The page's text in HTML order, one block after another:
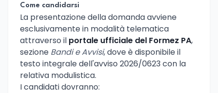
Come candidarsi
La presentazione della domanda avviene
esclusivamente in modalità telematica
attraverso il portale ufficiale del Formez PA,
sezione Bandi e Avvisi, dove è disponibile il
testo integrale dell'avviso 2026/0623 con la
relativa modulistica.
I candidati dovranno: